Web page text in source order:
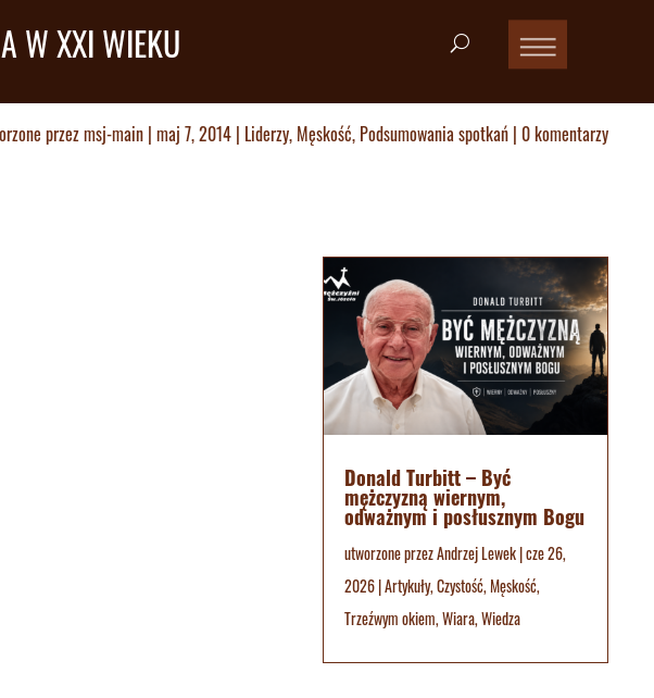
W XXI WIEKU
przezmsj-main | maj 7, 2014 | Liderzy, Męskość, Podsumowania spotkań | 0 komentarzy
Donald Turbitt – Być
mężczyzną wiernym,
odważnym i posłusznym Bogu
utworzone przezAndrzej Lewek|cze 26,
2026|Artykuły,Czystość,Męskość,
Trzeźwym okiem,Wiara,Wiedza